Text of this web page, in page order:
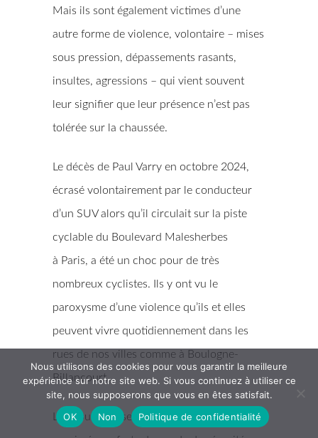
Mais ils sont également victimes d’une
autre forme de violence, volontaire – mises
sous pression, dépassements rasants,
insultes, agressions – qui vient souvent
leur signifier que leur présence n’est pas
tolérée sur la chaussée.
Le décès de Paul Varry en octobre 2024,
écrasé volontairement par le conducteur
d’un SUV alors qu’il circulait sur la piste
cyclable du Boulevard Malesherbes
à Paris, a été un choc pour de très
nombreux cyclistes. Ils y ont vu le
paroxysme d’une violence qu’ils et elles
peuvent vivre quotidiennement dans les
rues de nos villes comme à Boulogne-
Billancourt.
Les Boulonnaises et les Boulonnais ont
Nous utilisons des cookies pour vous garantir la meilleure
expérience sur notre site web. Si vous continuez à utiliser ce
site, nous supposerons que vous en êtes satisfait.
OK
Non Politique de confidentialité